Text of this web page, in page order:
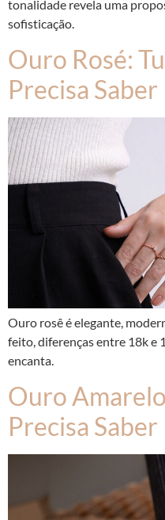
tonalidade revela uma
sofisticação.
Ouro Rosé:
Precisa Saber
Ouro rosê é elegante,
feito, diferenças entre 18k e
encanta.
Ouro
Precisa Saber